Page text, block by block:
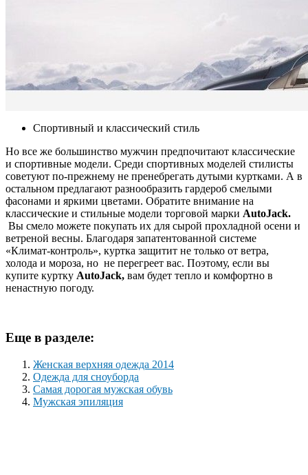
Спортивный и классический стиль
Но все же большинство мужчин предпочитают классические
и спортивные модели. Среди спортивных моделей стилисты
советуют по-прежнему не пренебрегать дутыми куртками. А в
остальном предлагают разнообразить гардероб смелыми
фасонами и яркими цветами. Обратите внимание на
классические и стильные модели торговой марки AutoJack.
Вы смело можете покупать их для сырой прохладной осени и
ветреной весны. Благодаря запатентованной системе
«Климат-контроль», куртка защитит не только от ветра,
холода и мороза, но не перегреет вас. Поэтому, если вы
купите куртку AutoJack, вам будет тепло и комфортно в
ненастную погоду.
Еще в разделе:
Женская верхняя одежда 2014
Одежда для сноуборда
Самая дорогая мужская обувь
Мужская эпиляция